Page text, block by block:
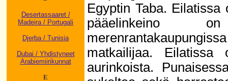
Desertassaaret /
Madeira / Portugali
Djerba / Tunisia
Dubai / Yhdistyneet
Arabiemiirikunnat
E
Egyptin Taba.
pääelinkeino
matkailijaa.
aurinkoista.